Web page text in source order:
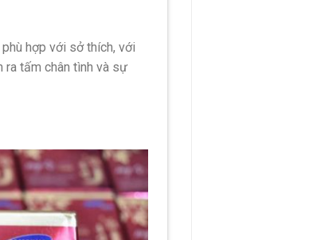
hợp với sở thích, với
ra tấm chân tình và sự